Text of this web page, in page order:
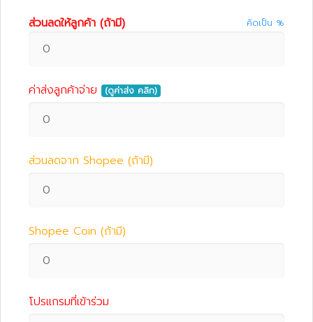
ส่วนลดให้ลูกค้า (ถ้ามี) คิดเป็น %
ค่าส่งลูกค้าจ่าย (ดูค่าส่ง คลิก)
ส่วนลดจาก Shopee (ถ้ามี)
Shopee Coin (ถ้ามี)
โปรแกรมที่เข้าร่วม